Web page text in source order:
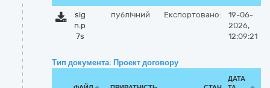
sig
n.p
7s
публічний Експортовано:
19-06-
2026,
12:09:21
Тип документа: Проект договору
ДАТА